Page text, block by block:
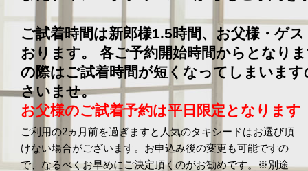
ご試着時間は新郎様1.5時間、お父様・ゲ
おります。 各ご予約開始時間からとなり
の際はご試着時間が短くなってしまいま
さいませ。
お父様のご試着予約は平日限定となります
ご利用の2ヵ月前を過ぎますと人気のタキシードはお選び頂
けない場合がございます。お申込み後の変更も可能ですの
で、なるべくお早めにご決定頂くのがお勧めです。※別途